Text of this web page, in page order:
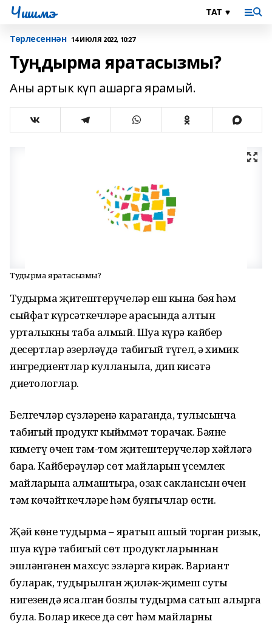
Чишмэ
Төрлесеннән 14 ИЮЛЯ 2022, 10:27
Туңдырма яратасызмы?
Аны артык күп ашарга ярамый.
Туңдырма яратасызмы?
Туңдырма җитештерүчеләр еш кына бәя һәм
сыйфат күрсәткечләре арасында алтын
урталыкны таба алмый. Шуңа күрә кайбер
десертлар әзерләүдә табигый түгел, ә химик
ингредиентлар кулланыла, дип кисәтә
диетологлар.
Белгечләр сүзләренә караганда, тулысынча
табигый продукт кыйммәт торачак. Бәяне
киметү өчен тәм-том җитештерүчеләр хәйләгә
бара. Кайберәүләр сөт майларын үсемлек
майларына алмаштыра, озак саклансын өчен
тәм көчәйткечләре һәм буягычлар өсти.
Җәй көне туңдырма – яратып ашый торган ризык,
шуңа күрә табигый сөт продуктларыннан
эшләнгәнен махсус эзләргә кирәк. Вариант
буларак, туңдырылган җиләк-җимеш суты
нигезендә ясалган бозлы туңдырма сатып алырга
була. Болар икесе дә сөт һәм майларны